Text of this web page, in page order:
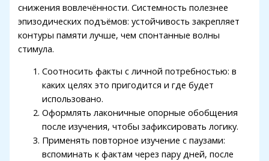
снижения вовлечённости. Системность полезнее
эпизодических подъёмов: устойчивость закрепляет
контуры памяти лучше, чем спонтанные волны
стимула.
Соотносить факты с личной потребностью: в
каких целях это пригодится и где будет
использовано.
Оформлять лаконичные опорные обобщения
после изучения, чтобы зафиксировать логику.
Применять повторное изучение с паузами:
вспоминать к фактам через пару дней, после